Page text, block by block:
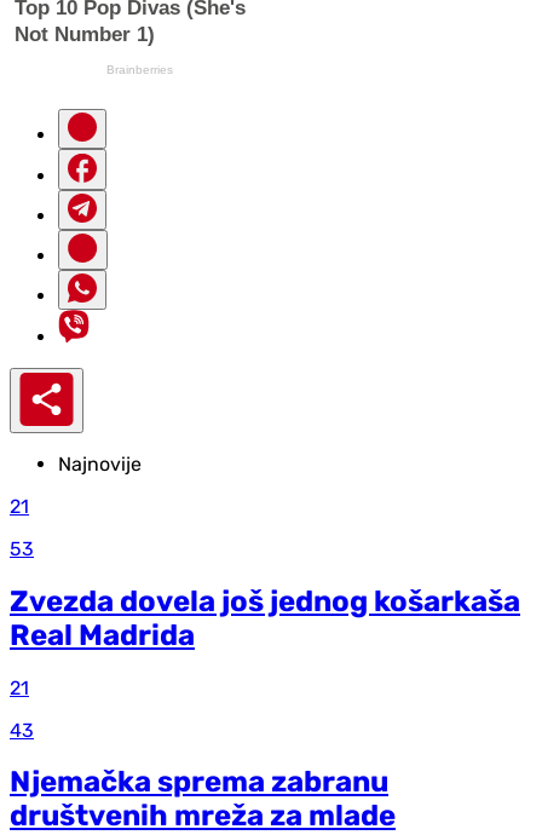
Najnovije
21
53
Zvezda dovela još jednog košarkaša
Real Madrida
21
43
Njemačka sprema zabranu
društvenih mreža za mlade